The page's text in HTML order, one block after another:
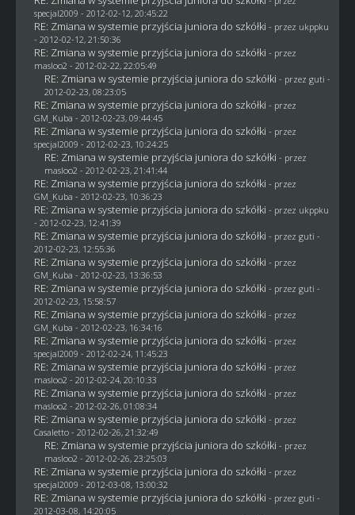
specjal2009 - 2012-02-12, 20:45:22
RE: Zmiana w systemie przyjścia juniora do szkółki - przez ukppku
- 2012-02-12, 21:50:36
RE: Zmiana w systemie przyjścia juniora do szkółki - przez
masloo2 - 2012-02-22, 22:05:49
RE: Zmiana w systemie przyjścia juniora do szkółki - przez guti -
2012-02-23, 08:23:05
RE: Zmiana w systemie przyjścia juniora do szkółki - przez
GM_Kuba - 2012-02-23, 09:44:45
RE: Zmiana w systemie przyjścia juniora do szkółki - przez
specjal2009 - 2012-02-23, 10:24:25
RE: Zmiana w systemie przyjścia juniora do szkółki - przez
masloo2 - 2012-02-23, 21:41:44
RE: Zmiana w systemie przyjścia juniora do szkółki - przez
GM_Kuba - 2012-02-23, 10:36:23
RE: Zmiana w systemie przyjścia juniora do szkółki - przez ukppku
- 2012-02-23, 12:41:39
RE: Zmiana w systemie przyjścia juniora do szkółki - przez guti -
2012-02-23, 12:55:36
RE: Zmiana w systemie przyjścia juniora do szkółki - przez
GM_Kuba - 2012-02-23, 13:36:53
RE: Zmiana w systemie przyjścia juniora do szkółki - przez guti -
2012-02-23, 15:58:57
RE: Zmiana w systemie przyjścia juniora do szkółki - przez
GM_Kuba - 2012-02-23, 16:34:16
RE: Zmiana w systemie przyjścia juniora do szkółki - przez
specjal2009 - 2012-02-24, 11:45:23
RE: Zmiana w systemie przyjścia juniora do szkółki - przez
masloo2 - 2012-02-24, 20:10:33
RE: Zmiana w systemie przyjścia juniora do szkółki - przez
masloo2 - 2012-02-26, 01:08:34
RE: Zmiana w systemie przyjścia juniora do szkółki - przez
Casaletto- 2012-02-26, 21:32:49
RE: Zmiana w systemie przyjścia juniora do szkółki - przez
masloo2 - 2012-02-26, 23:25:03
RE: Zmiana w systemie przyjścia juniora do szkółki - przez
specjal2009 - 2012-03-08, 13:00:32
RE: Zmiana w systemie przyjścia juniora do szkółki - przez guti -
2012-03-08, 14:20:05